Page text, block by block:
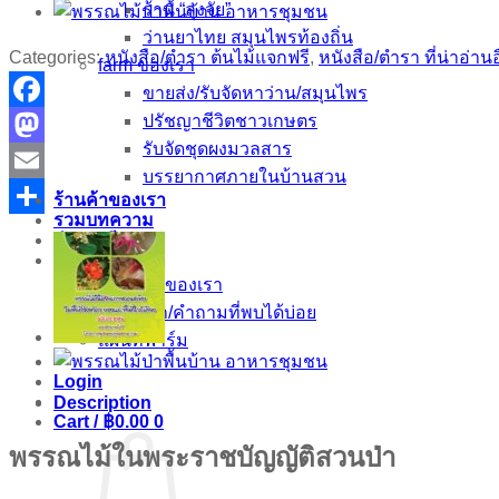
ร้าน “ลุงจัย”
ว่านยาไทย สมุนไพรท้องถิ่น
farm ของเรา
ขายส่ง/รับจัดหาว่าน/สมุนไพร
ปรัชญาชีวิตชาวเกษตร
รับจัดชุดผงมวลสาร
บรรยากาศภายในบ้านสวน
ร้านค้าของเรา
รวมบทความ
ตำราฟรี
เกี่ยวกับเรา
กลุ่ม FB ของเรา
ติดต่อเรา/คำถามที่พบได้บ่อย
แผนที่ฟาร์ม
Login
Cart / ฿0.00 0
Categories:หนังสือ/ตำรา ต้นไม้แจกฟรี, หนังสือ/ตำรา ที่น่าอ่าน
Facebook
Mastodon
Email
Share
Description
พรรณไม้ในพระราชบัญญัติสวนป่า